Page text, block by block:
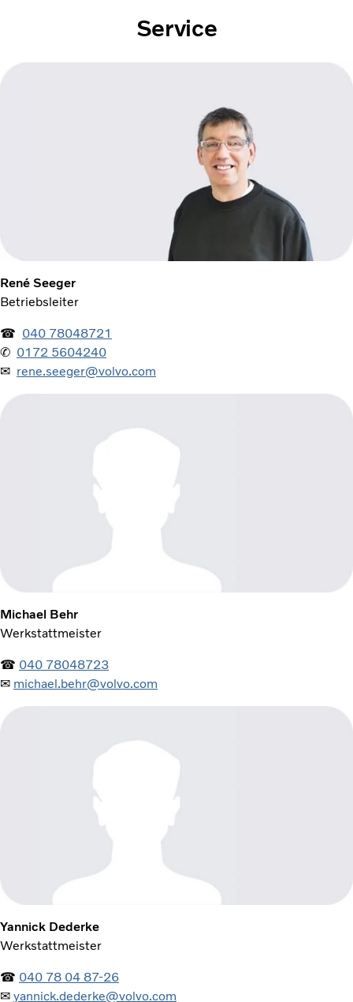
Service
René Seeger
Betriebsleiter
☎ 040 78048721
✆ 0172 5604240
✉ rene.seeger@volvo.com
Michael Behr
Werkstattmeister
☎ 040 78048723
✉ michael.behr@volvo.com
Yannick Dederke
Werkstattmeister
☎ 040 78 04 87-26
✉ yannick.dederke@volvo.com